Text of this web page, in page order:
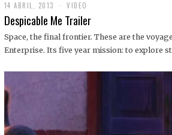
14 ABRIL, 2013
9
D
C
I
1
VIDEO
Despicable Me Trailer
Space, the final frontier. These are the
Enterprise. Its five year mission: to explore